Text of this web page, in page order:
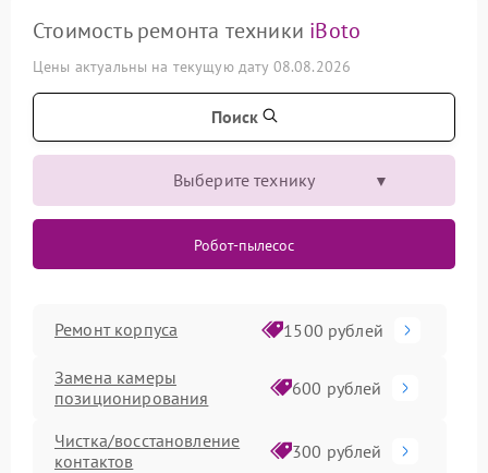
Стоимость ремонта техники iBoto
Цены актуальны на текущую дату 08.08.2026
Поиск
Выберите технику
Робот-пылесос
Ремонт корпуса 1500 рублей
Замена камеры
позиционирования
600 рублей
Чистка/восстановление
контактов
300 рублей